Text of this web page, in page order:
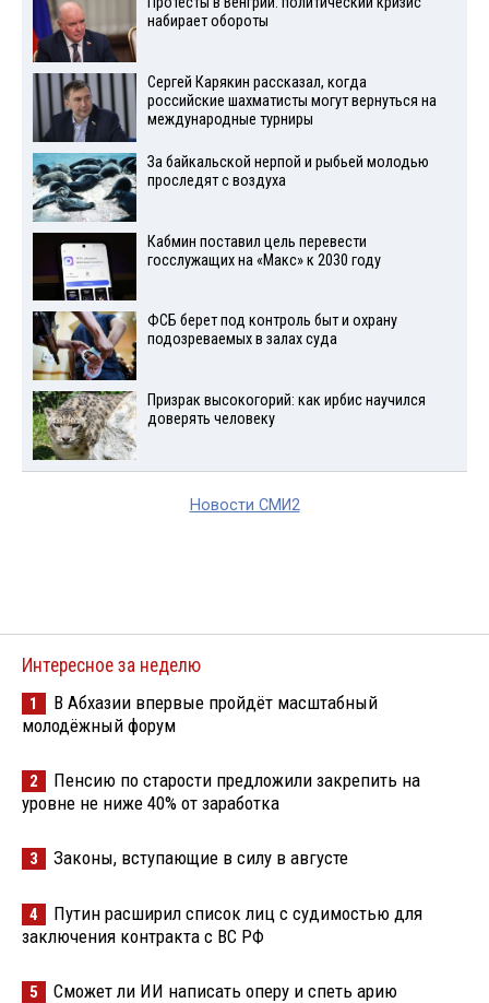
набирает обороты
Сергей Карякин рассказал, когда
российские шахматисты могут вернуться на
международные турниры
За байкальской нерпой и рыбьей молодью
проследят с воздуха
Кабмин поставил цель перевести
госслужащих на «Макс» к 2030 году
ФСБ берет под контроль быт и охрану
подозреваемых в залах суда
Призрак высокогорий: как ирбис научился
доверять человеку
Новости СМИ2
Интересное за неделю
1
В Абхазии впервые пройдёт масштабный
молодёжный форум
2
Пенсию по старости предложили закрепить на
уровне не ниже 40% от заработка
3 Законы, вступающие в силу в августе
4
Путин расширил список лиц с судимостью для
заключения контракта с ВС РФ
5 Сможет ли ИИ написать оперу и спеть арию